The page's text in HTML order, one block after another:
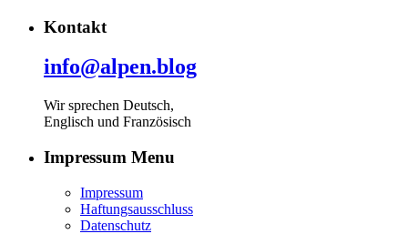
Kontakt
info@alpen.blog
Wir sprechen Deutsch,
Englisch und Französisch
Impressum Menu
Impressum
Haftungsausschluss
Datenschutz